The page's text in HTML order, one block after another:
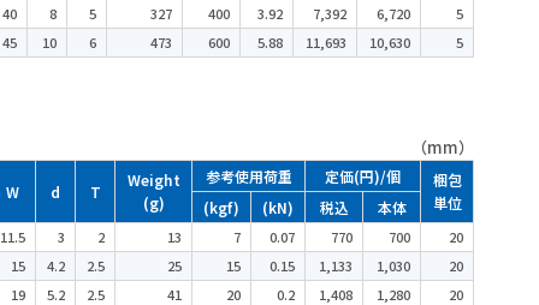
40
8 5 327 400 3.92 7,392 6,720
5
45
10 6 473 600 5.88 11,693 10,630 5
（mm）
W d T
Weight
(g)
参考使用荷重 定価(円)/個
梱包
単位
(kgf) (kN) 税込 本体
11.5 3 2 13 7 0.07 770 700
20
15
4.2 2.5 25 15 0.15 1,133 1,030
20
19
5.2 2.5 41 20 0.2 1,408 1,280
20